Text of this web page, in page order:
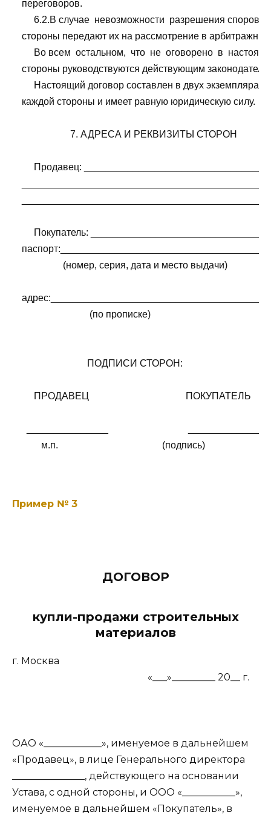
    переговоров.
6.2.В случае  невозможности  разрешения споров
стороны передают их на рассмотрение в арбитражный
Во всем  остальном,  что  не  оговорено  в
стороны руководствуются действующим
Настоящий договор составлен в двух экземплярах,
    каждой стороны и имеет равную юридическую силу.
                        7. АДРЕСА И РЕКВИЗИТЫ СТОРОН
Продавец:
Покупатель:
                     (номер, серия, дата и место выдачи)
                                (по прописке)
                               ПОДПИСИ СТОРОН:
         ПРОДАВЕЦ                                        ПОКУПАТЕЛЬ
            м.п.                                           (подпись)
Пример № 3
ДОГОВОР
купли-продажи строительных
материалов
г. Москва
«___»_________ 20__ г.
ОАО «____________», именуемое в дальнейшем
«Продавец», в лице Генерального директора
_______________, действующего на основании
Устава, с одной стороны, и ООО «___________»,
именуемое в дальнейшем «Покупатель», в